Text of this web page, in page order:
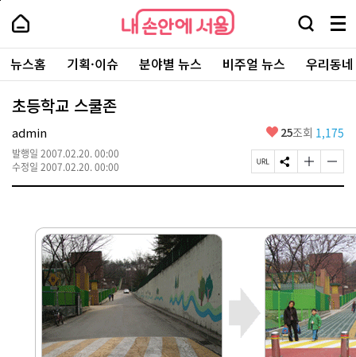
본
로
가
내
손
안
에
서
울
-
서
울
시
대
표
소
내
손
에
울
검
창
열
기
메
뉴
전
체
보
주
요
서
뉴스홈 기획·이슈 분야별 뉴스 비주얼 뉴스 우리동
초등학교 스쿨존
admin
발행일 2007.02.20. 00:00
수정일 2007.02.20. 00:00
좋
요
25조회 1,175
페
이
L
복
사
S
N
하
기
글
자
게
변
경
하
기
글
자
게
변
경
하
기
페
상
단
로